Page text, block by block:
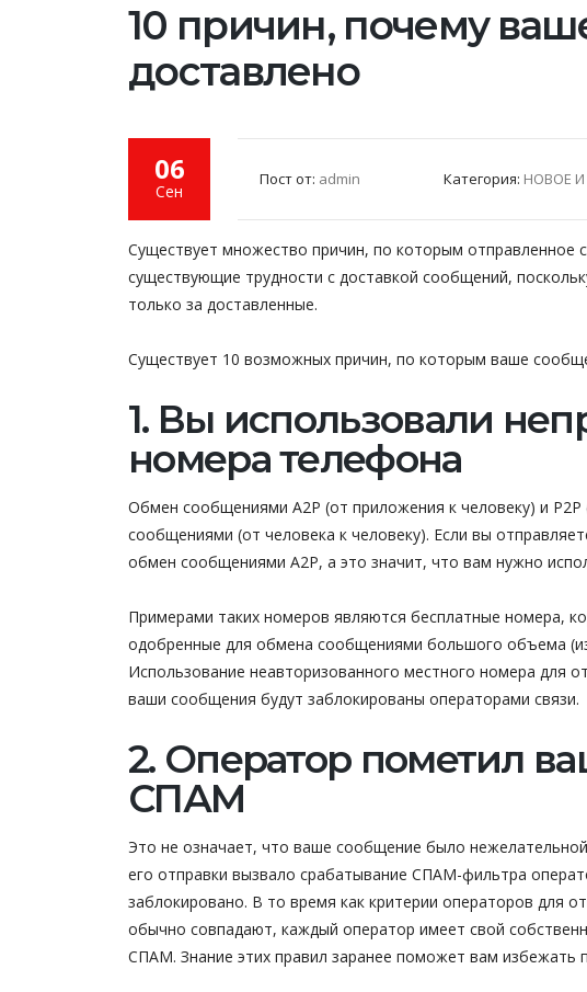
10 причин, почему
доставлено
06
Сен
Пост от: admin Категория: НОВОЕ И
Существует множество причин, по которым отправленное
существующие трудности с доставкой сообщений,
только за доставленные.
Существует 10 возможных причин, по которым ваше
1. Вы использовали
номера телефона
Обмен сообщениями A2P (от приложения к человеку) и
сообщениями (от человека к человеку). Если вы
обмен сообщениями A2P, а это значит, что вам нужно
Примерами таких номеров являются бесплатные номера,
одобренные для обмена сообщениями большого объема
Использование неавторизованного местного номера для
ваши сообщения будут заблокированы операторами связи.
2. Оператор пометил
СПАМ
Это не означает, что ваше сообщение было
его отправки вызвало срабатывание СПАМ-фильтра
заблокировано. В то время как критерии операторов для
обычно совпадают, каждый оператор имеет свой
СПАМ. Знание этих правил заранее поможет вам